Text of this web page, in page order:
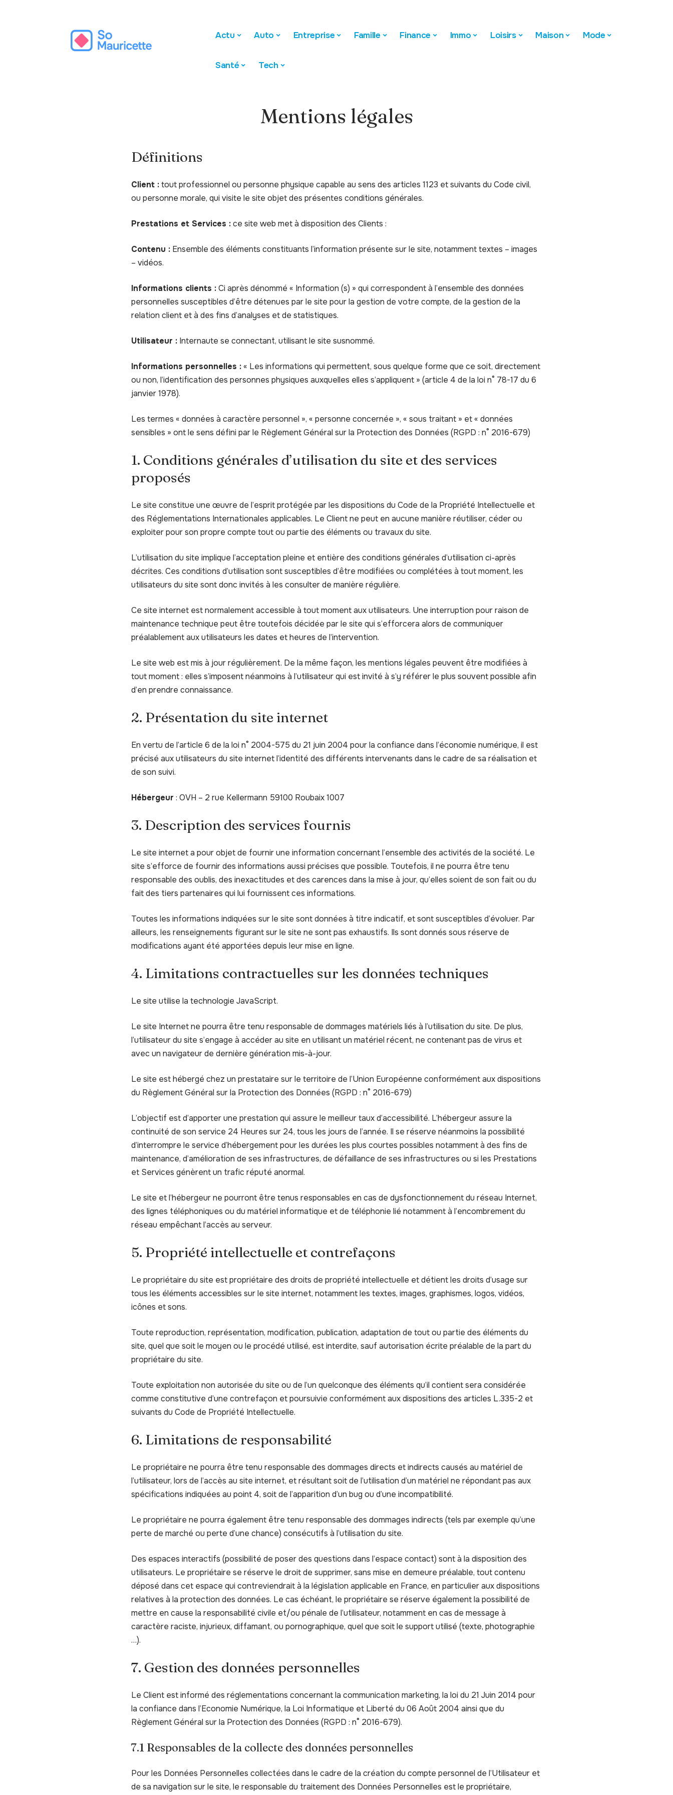
Actu Auto Entreprise Famille Finance Immo Loisirs Maison Mode
Santé Tech
Mentions légales
Définitions
Client :tout professionnel ou personne physique capable au sens des articles 1123 et suivants du Code civil,
ou personne morale, qui visite le site objet des présentes conditions générales.
Prestations et Services :ce site web met à disposition des Clients :
Contenu : Ensemble des éléments constituants l’information présente sur le site, notamment textes – images
– vidéos.
Informations clients :Ci après dénommé « Information (s) » qui correspondent à l’ensemble des données
personnelles susceptibles d’être détenues par le site pour la gestion de votre compte, de la gestion de la
relation client et à des fins d’analyses et de statistiques.
Utilisateur : Internaute se connectant, utilisant le site susnommé.
Informations personnelles :« Les informations qui permettent, sous quelque forme que ce soit, directement
ou non, l’identification des personnes physiques auxquelles elles s’appliquent » (article 4 de la loi n° 78-17 du 6
janvier 1978).
Les termes « données à caractère personnel », « personne concernée », « sous traitant » et « données
sensibles » ont le sens défini par le Règlement Général sur la Protection des Données (RGPD : n° 2016-679)
1. Conditions générales d’utilisation du site et des services
proposés
Le site constitue une œuvre de l’esprit protégée par les dispositions du Code de la Propriété Intellectuelle et
des Réglementations Internationales applicables. Le Client ne peut en aucune manière réutiliser, céder ou
exploiter pour son propre compte tout ou partie des éléments ou travaux du site.
L’utilisation du site implique l’acceptation pleine et entière des conditions générales d’utilisation ci-après
décrites. Ces conditions d’utilisation sont susceptibles d’être modifiées ou complétées à tout moment, les
utilisateurs du site sont donc invités à les consulter de manière régulière.
Ce site internet est normalement accessible à tout moment aux utilisateurs. Une interruption pour raison de
maintenance technique peut être toutefois décidée par le site qui s’efforcera alors de communiquer
préalablement aux utilisateurs les dates et heures de l’intervention.
Le site web est mis à jour régulièrement. De la même façon, les mentions légales peuvent être modifiées à
tout moment : elles s’imposent néanmoins à l’utilisateur qui est invité à s’y référer le plus souvent possible afin
d’en prendre connaissance.
2. Présentation du site internet
En vertu de l’article 6 de la loi n° 2004-575 du 21 juin 2004 pour la confiance dans l’économie numérique, il est
précisé aux utilisateurs du site internet l’identité des différents intervenants dans le cadre de sa réalisation et
de son suivi.
Hébergeur : OVH – 2 rue Kellermann 59100 Roubaix 1007
3. Description des services fournis
Le site internet a pour objet de fournir une information concernant l’ensemble des activités de la société. Le
site s’efforce de fournir des informations aussi précises que possible. Toutefois, il ne pourra être tenu
responsable des oublis, des inexactitudes et des carences dans la mise à jour, qu’elles soient de son fait ou du
fait des tiers partenaires qui lui fournissent ces informations.
Toutes les informations indiquées sur le site sont données à titre indicatif, et sont susceptibles d’évoluer. Par
ailleurs, les renseignements figurant sur le site ne sont pas exhaustifs. Ils sont donnés sous réserve de
modifications ayant été apportées depuis leur mise en ligne.
4. Limitations contractuelles sur les données techniques
Le site utilise la technologie JavaScript.
Le site Internet ne pourra être tenu responsable de dommages matériels liés à l’utilisation du site. De plus,
l’utilisateur du site s’engage à accéder au site en utilisant un matériel récent, ne contenant pas de virus et
avec un navigateur de dernière génération mis-à-jour.
Le site est hébergé chez un prestataire sur le territoire de l’Union Européenne conformément aux dispositions
du Règlement Général sur la Protection des Données (RGPD : n° 2016-679)
L’objectif est d’apporter une prestation qui assure le meilleur taux d’accessibilité. L’hébergeur assure la
continuité de son service 24 Heures sur 24, tous les jours de l’année. Il se réserve néanmoins la possibilité
d’interrompre le service d’hébergement pour les durées les plus courtes possibles notamment à des fins de
maintenance, d’amélioration de ses infrastructures, de défaillance de ses infrastructures ou si les Prestations
et Services génèrent un trafic réputé anormal.
Le site et l’hébergeur ne pourront être tenus responsables en cas de dysfonctionnement du réseau Internet,
des lignes téléphoniques ou du matériel informatique et de téléphonie lié notamment à l’encombrement du
réseau empêchant l’accès au serveur.
5. Propriété intellectuelle et contrefaçons
Le propriétaire du site est propriétaire des droits de propriété intellectuelle et détient les droits d’usage sur
tous les éléments accessibles sur le site internet, notamment les textes, images, graphismes, logos, vidéos,
icônes et sons.
Toute reproduction, représentation, modification, publication, adaptation de tout ou partie des éléments du
site, quel que soit le moyen ou le procédé utilisé, est interdite, sauf autorisation écrite préalable de la part du
propriétaire du site.
Toute exploitation non autorisée du site ou de l’un quelconque des éléments qu’il contient sera considérée
comme constitutive d’une contrefaçon et poursuivie conformément aux dispositions des articles L.335-2 et
suivants du Code de Propriété Intellectuelle.
6. Limitations de responsabilité
Le propriétaire ne pourra être tenu responsable des dommages directs et indirects causés au matériel de
l’utilisateur, lors de l’accès au site internet, et résultant soit de l’utilisation d’un matériel ne répondant pas aux
spécifications indiquées au point 4, soit de l’apparition d’un bug ou d’une incompatibilité.
Le propriétaire ne pourra également être tenu responsable des dommages indirects (tels par exemple qu’une
perte de marché ou perte d’une chance) consécutifs à l’utilisation du site.
Des espaces interactifs (possibilité de poser des questions dans l’espace contact) sont à la disposition des
utilisateurs. Le propriétaire se réserve le droit de supprimer, sans mise en demeure préalable, tout contenu
déposé dans cet espace qui contreviendrait à la législation applicable en France, en particulier aux dispositions
relatives à la protection des données. Le cas échéant, le propriétaire se réserve également la possibilité de
mettre en cause la responsabilité civile et/ou pénale de l’utilisateur, notamment en cas de message à
caractère raciste, injurieux, diffamant, ou pornographique, quel que soit le support utilisé (texte, photographie
…).
7. Gestion des données personnelles
Le Client est informé des réglementations concernant la communication marketing, la loi du 21 Juin 2014 pour
la confiance dans l’Economie Numérique, la Loi Informatique et Liberté du 06 Août 2004 ainsi que du
Règlement Général sur la Protection des Données (RGPD : n° 2016-679).
7.1 Responsables de la collecte des données personnelles
Pour les Données Personnelles collectées dans le cadre de la création du compte personnel de l’Utilisateur et
de sa navigation sur le site, le responsable du traitement des Données Personnelles est le propriétaire,